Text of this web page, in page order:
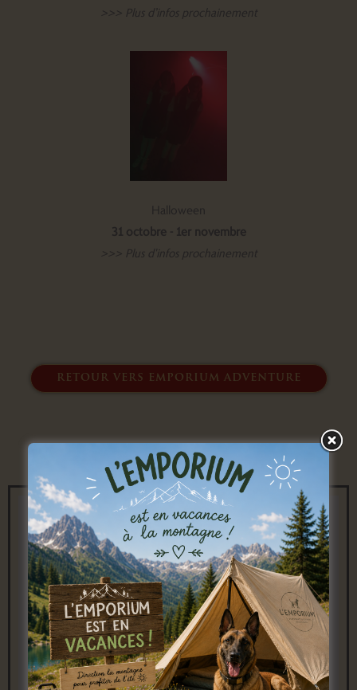
>>> Plus d’infos prochainement
Halloween
31 octobre - 1er novembre
>>> Plus d'infos prochainement
retour vers emporium adventure